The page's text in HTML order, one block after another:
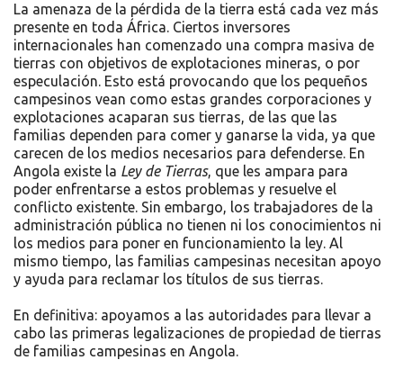
La amenaza de la pérdida de la tierra está cada vez más
presente en toda África. Ciertos inversores
internacionales han comenzado una compra masiva de
tierras con objetivos de explotaciones mineras, o por
especulación. Esto está provocando que los pequeños
campesinos vean como estas grandes corporaciones y
explotaciones acaparan sus tierras, de las que las
familias dependen para comer y ganarse la vida, ya que
carecen de los medios necesarios para defenderse. En
Angola existe la Ley de Tierras, que les ampara para
poder enfrentarse a estos problemas y resuelve el
conflicto existente. Sin embargo, los trabajadores de la
administración pública no tienen ni los conocimientos ni
los medios para poner en funcionamiento la ley. Al
mismo tiempo, las familias campesinas necesitan apoyo
y ayuda para reclamar los títulos de sus tierras.
En definitiva: apoyamos a las autoridades para llevar a
cabo las primeras legalizaciones de propiedad de tierras
de familias campesinas en Angola.